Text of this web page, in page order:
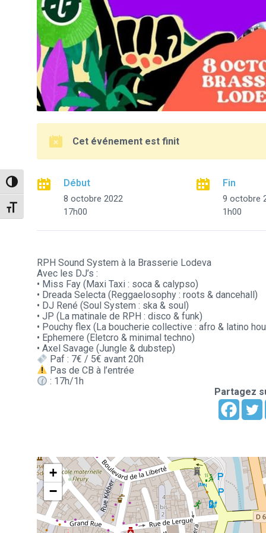
Passer en contraste élevé
Changer la taille de la police
Cet événement est finit
Début
8 octobre 2022
17h00
Fin
9 octobre
1h00
RPH Sound System à la Brasserie Lodeva
Avec les DJ’s :
• Miss Fay (Maxi Taxi : soca & calypso)
• Dreada Selecta (Reggaelosophy : roots & dancehall)
• DJ René (Soul System : ska & soul)
• JP (La matinale de RPH : disco & funk)
• Pouchy flex (La boucherie collective : afro & latino
• Ephemere (Eletcro & minimal techno)
• Axel Savage (Jungle & dubstep)
Paf : 7€ / 5€ avant 20h
Pas de CB à l’entrée
: 17h/1h
Partagez
+
−